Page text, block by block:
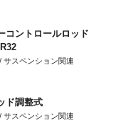
コントロールロッド
サスペンション関連
ド調整式
サスペンション関連